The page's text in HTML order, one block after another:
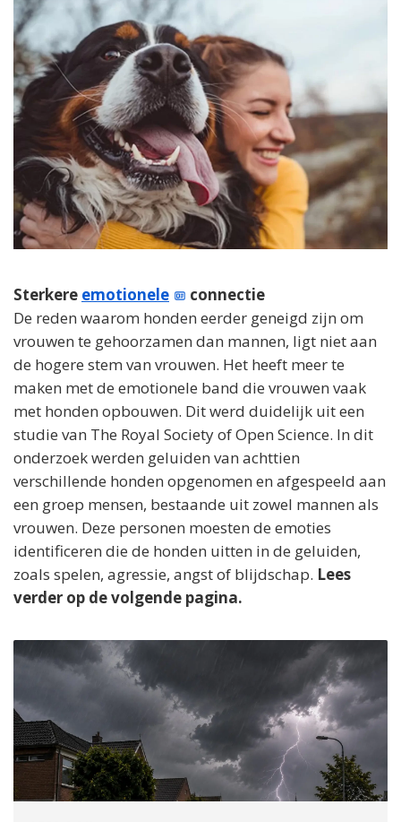
Sterkere emotionele
connectie
De reden waarom honden eerder geneigd zijn om
vrouwen te gehoorzamen dan mannen, ligt niet aan
de hogere stem van vrouwen. Het heeft meer te
maken met de emotionele band die vrouwen vaak
met honden opbouwen. Dit werd duidelijk uit een
studie van The Royal Society of Open Science. In dit
onderzoek werden geluiden van achttien
verschillende honden opgenomen en afgespeeld aan
een groep mensen, bestaande uit zowel mannen als
vrouwen. Deze personen moesten de emoties
identificeren die de honden uitten in de geluiden,
zoals spelen, agressie, angst of blijdschap. Lees
verder op de volgende pagina.